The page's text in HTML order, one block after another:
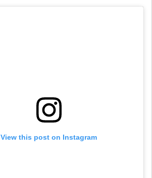
View this post on Instagram